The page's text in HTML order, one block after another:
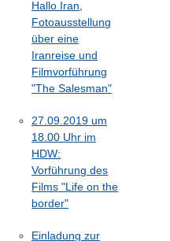
Hallo Iran,
Fotoausstellung
über eine
Iranreise und
Filmvorführung
"The Salesman"
27.09.2019 um
18.00 Uhr im
HDW:
Vorführung des
Films "Life on the
border"
Einladung zur